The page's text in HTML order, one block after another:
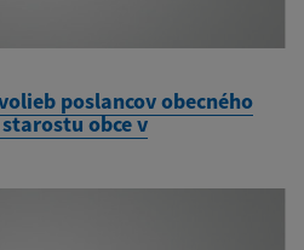
poslancov obecného
obce v